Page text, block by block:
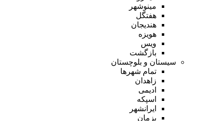
مینوشهر
هفتگل
هندیجان
هویزه
ویس
بازگشت
سیستان و بلوچستان
تمام شهر‌ها
زاهدان
ادیمی
اسپکه
ایرانشهر
بزمان